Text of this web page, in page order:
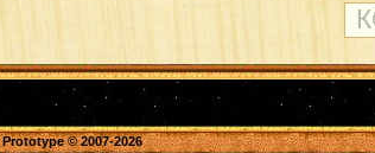
Prototype© 2007-2026